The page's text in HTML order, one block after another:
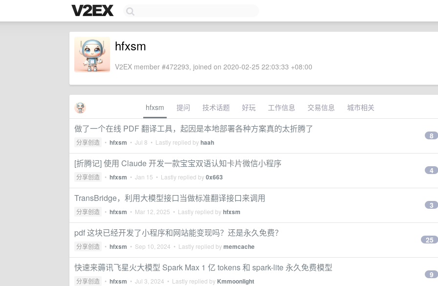
hfxsm
V2EX member #472293, joined on 2020-02-25 22:03:33 +08:00
hfxsm 提问 技术话题 好玩 工作信息 交易信息 城市相关
做了一个在线 PDF 翻译工具，起因是本地部署各种方案真的太折腾了
分享创造 • hfxsm • Jul 8 • Lastly replied byhaah
8
[折腾记] 使用 Claude 开发一款宝宝双语认知卡片微信小程序
分享创造 • hfxsm • Jan 15 • Lastly replied by0x663
4
TransBridge，利用大模型接口当做标准翻译接口来调用
分享创造 • hfxsm • Mar 12, 2025 • Lastly replied byhfxsm
3
pdf 这块已经开发了小程序和网站能变现吗？还是永久免费？
分享创造 • hfxsm • Sep 10, 2024 • Lastly replied bymemcache
25
快速来薅讯飞星火大模型 Spark Max 1 亿 tokens 和 spark-lite 永久免费模型
分享创造 • hfxsm • Jul 3, 2024 • Lastly replied by Kmmoonlight
9